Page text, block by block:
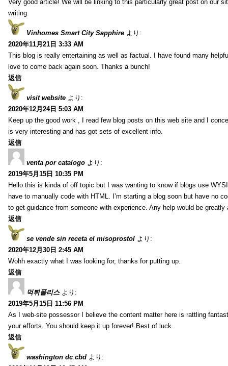
Very good article! We will be linking to this particularly great post on our
writing.
Vinhomes Smart City Sapphire より:
2020年11月21日 3:33 AM
This blog is really entertaining as well as factual. I have found many
love to come back again soon. Thanks a bunch!
返信
visit website より:
2020年12月24日 5:03 AM
Keep up the good work , I read few blog posts on this web site and I
is very interesting and has got sets of excellent info.
返信
venta por catalogo より:
2019年5月15日 10:35 PM
Hello this is kinda of off topic but I was wanting to know if blogs use
have to manually code with HTML. I’m starting a blog soon but have no
to get guidance from someone with experience. Any help would be greatly
返信
se vende sin receta el misoprostol より:
2020年12月30日 2:45 AM
Wohh exactly what I was looking for, thanks for putting up.
返信
먹튀폴리스 より:
2019年5月15日 11:56 PM
As I web-site possessor I believe the content matter here is rattling
your efforts. You should keep it up forever! Best of luck.
返信
washington dc cbd より: